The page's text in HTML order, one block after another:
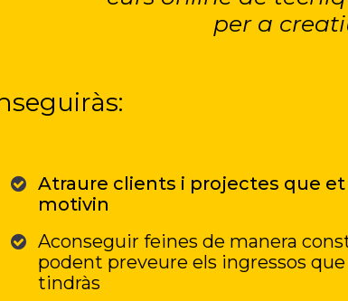
per a
Atraure clients i projectes que et
motivin
Aconseguir feines de manera
podent preveure els ingressos que
tindràs